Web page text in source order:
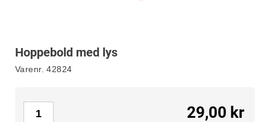
Hoppebold med lys
Varenr. 42824
29,00 kr